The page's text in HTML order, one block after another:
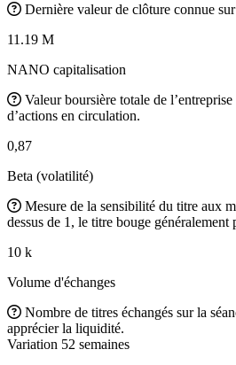
Dernière valeur de clôture connue
11.19 M
NANO capitalisation
Valeur boursière totale de
d’actions en circulation.
0,87
Beta (volatilité)
Mesure de la sensibilité du titre aux
dessus de 1, le titre bouge généralement
10 k
Volume d'échanges
Nombre de titres échangés sur la
apprécier la liquidité.
Variation 52 semaines